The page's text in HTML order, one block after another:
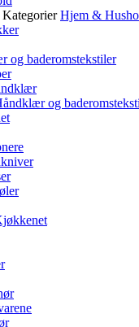
Hjem &
og baderomstekstiler
og